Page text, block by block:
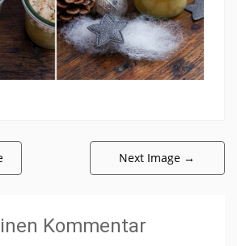
Next Image →
Kommentar